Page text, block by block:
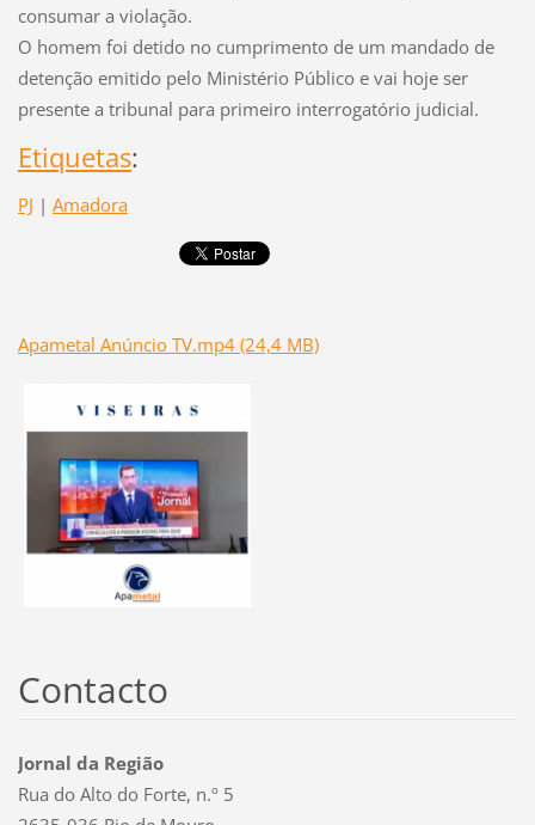
consumar a violação.
O homem foi detido no cumprimento de um mandado de
detenção emitido pelo Ministério Público e vai hoje ser
presente a tribunal para primeiro interrogatório judicial.
Etiquetas:
PJ | Amadora
Apametal Anúncio TV.mp4 (24,4 MB)
Contacto
Jornal da Região
Rua do Alto do Forte, n.º 5